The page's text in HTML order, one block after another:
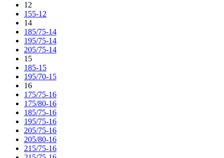
12
155-12
14
185/75-14
195/75-14
205/75-14
15
185-15
195/70-15
16
175/75-16
175/80-16
185/75-16
195/75-16
205/75-16
205/80-16
215/75-16